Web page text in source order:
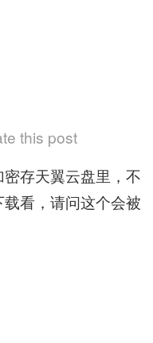
this post
存天翼云盘里，不
看，请问这个会被